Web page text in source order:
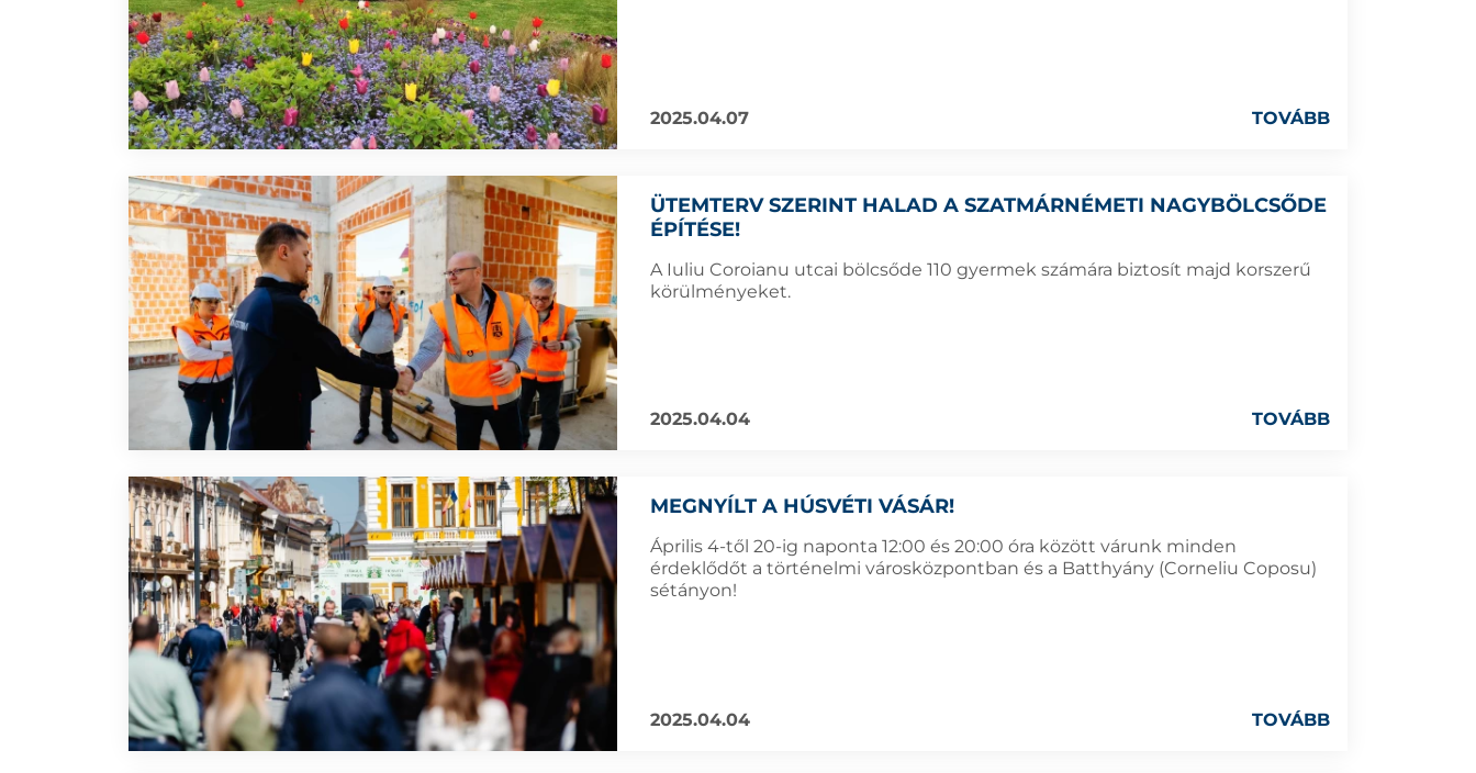
2025.04.07 TOVÁBB
ÜTEMTERV SZERINT HALAD A SZATMÁRNÉMETI NAGYBÖLCSŐDE
ÉPÍTÉSE!
A Iuliu Coroianu utcai bölcsőde 110 gyermek számára biztosít majd korszerű
körülményeket.
2025.04.04 TOVÁBB
MEGNYÍLT A HÚSVÉTI VÁSÁR!
Április 4-től 20-ig naponta 12:00 és 20:00 óra között várunk minden
érdeklődőt a történelmi városközpontban és a Batthyány (Corneliu Coposu)
sétányon!
2025.04.04 TOVÁBB